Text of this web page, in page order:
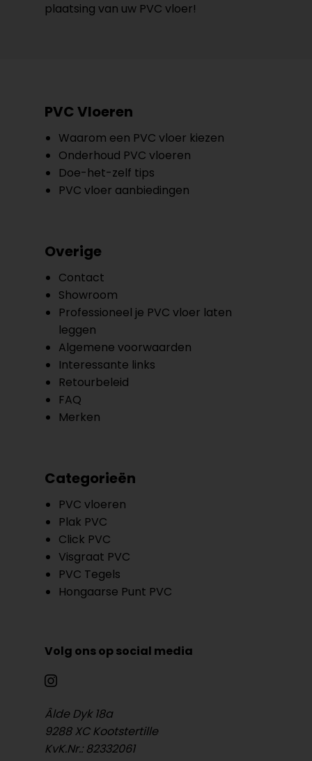
plaatsing van uw PVC vloer!
PVC Vloeren
Waarom een PVC vloer kiezen
Onderhoud PVC vloeren
Doe-het-zelf tips
PVC vloer aanbiedingen
Overige
Contact
Showroom
Professioneel je PVC vloer laten
leggen
Algemene voorwaarden
Interessante links
Retourbeleid
FAQ
Merken
Categorieën
PVC vloeren
Plak PVC
Click PVC
Visgraat PVC
PVC Tegels
Hongaarse Punt PVC
Volg ons op social media
Âlde Dyk 18a
9288 XC Kootstertille
KvK.Nr.: 82332061